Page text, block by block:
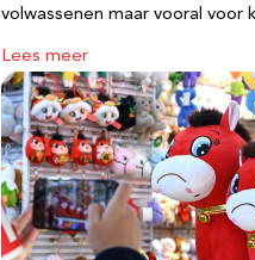
volwassenen maar vooral
Lees meer